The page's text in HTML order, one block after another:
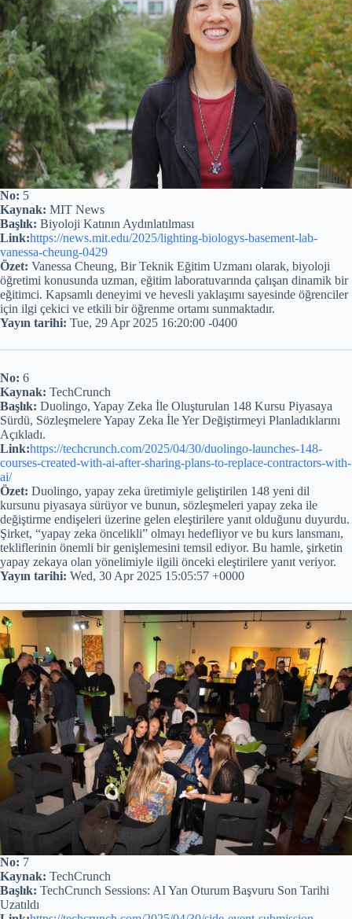
No: 5
Kaynak: MIT News
Başlık: Biyoloji Katının Aydınlatılması
Link:https://news.mit.edu/2025/lighting-biologys-basement-lab-
vanessa-cheung-0429
Özet: Vanessa Cheung, Bir Teknik Eğitim Uzmanı olarak, biyoloji
öğretimi konusunda uzman, eğitim laboratuvarında çalışan dinamik bir
eğitimci. Kapsamlı deneyimi ve hevesli yaklaşımı sayesinde öğrenciler
için ilgi çekici ve etkili bir öğrenme ortamı sunmaktadır.
Yayın tarihi: Tue, 29 Apr 2025 16:20:00 -0400
No: 6
Kaynak: TechCrunch
Başlık: Duolingo, Yapay Zeka İle Oluşturulan 148 Kursu Piyasaya
Sürdü, Sözleşmelere Yapay Zeka İle Yer Değiştirmeyi Planladıklarını
Açıkladı.
Link:https://techcrunch.com/2025/04/30/duolingo-launches-148-
courses-created-with-ai-after-sharing-plans-to-replace-contractors-with-
ai/
Özet: Duolingo, yapay zeka üretimiyle geliştirilen 148 yeni dil
kursunu piyasaya sürüyor ve bunun, sözleşmeleri yapay zeka ile
değiştirme endişeleri üzerine gelen eleştirilere yanıt olduğunu duyurdu.
Şirket, “yapay zeka öncelikli” olmayı hedefliyor ve bu kurs lansmanı,
tekliflerinin önemli bir genişlemesini temsil ediyor. Bu hamle, şirketin
yapay zekaya olan yönelimiyle ilgili önceki eleştirilere yanıt veriyor.
Yayın tarihi: Wed, 30 Apr 2025 15:05:57 +0000
No: 7
Kaynak: TechCrunch
Başlık: TechCrunch Sessions: AI Yan Oturum Başvuru Son Tarihi
Uzatıldı